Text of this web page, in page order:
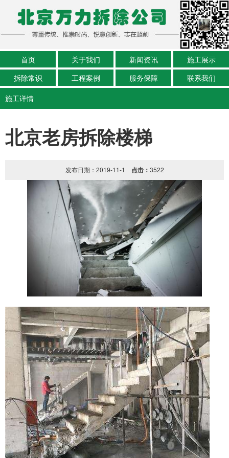
首页 关于我们 新闻资讯
施工展示
拆除常识
工程案例 服务保障
联系我们
施工详情
北京老房拆除楼梯
发布日期：2019-11-1 点击： 3522